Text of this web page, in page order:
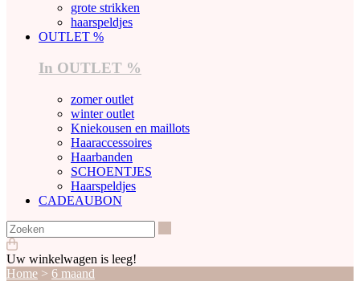
grote strikken
haarspeldjes
OUTLET %
In OUTLET %
zomer outlet
winter outlet
Kniekousen en maillots
Haaraccessoires
Haarbanden
SCHOENTJES
Haarspeldjes
CADEAUBON
Uw winkelwagen is leeg!
Home > 6 maand